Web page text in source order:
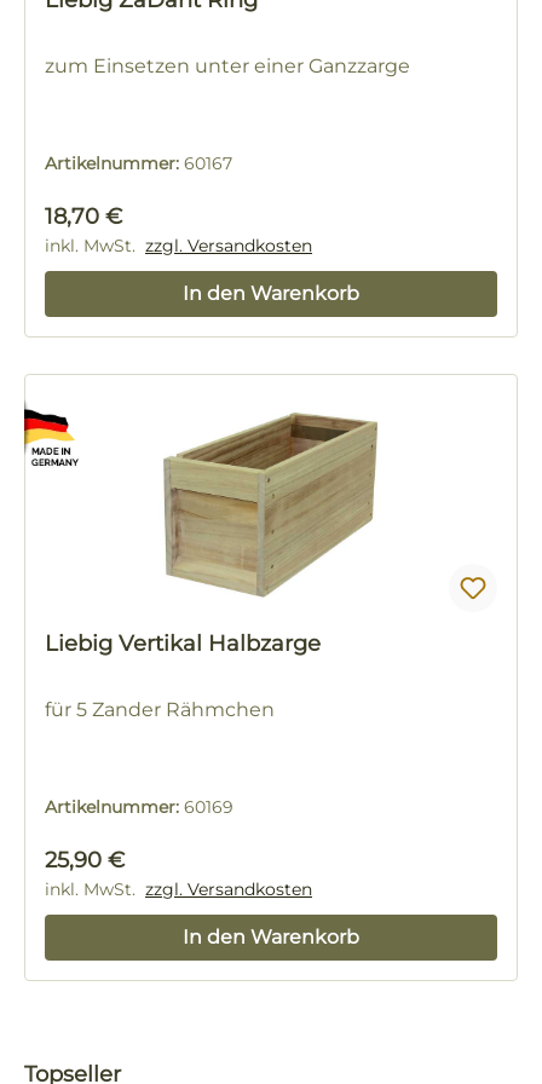
zum Einsetzen unter einer Ganzzarge
Artikelnummer: 60167
Regulärer Preis:
18,70 €
inkl. MwSt. zzgl. Versandkosten
In den Warenkorb
Liebig Vertikal Halbzarge
für 5 Zander Rähmchen
Artikelnummer: 60169
Regulärer Preis:
25,90 €
inkl. MwSt. zzgl. Versandkosten
In den Warenkorb
Produktgalerie überspringen
Topseller